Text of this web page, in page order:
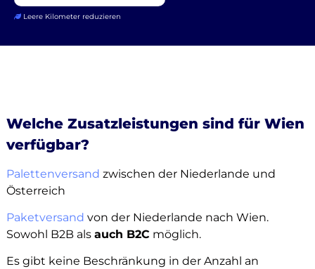
Leere Kilometer reduzieren
Welche Zusatzleistungen sind für Wien
verfügbar?
Palettenversand zwischen der Niederlande und
Österreich
Paketversand von der Niederlande nach Wien.
Sowohl B2B als auch B2C möglich.
Es gibt keine Beschränkung in der Anzahl an